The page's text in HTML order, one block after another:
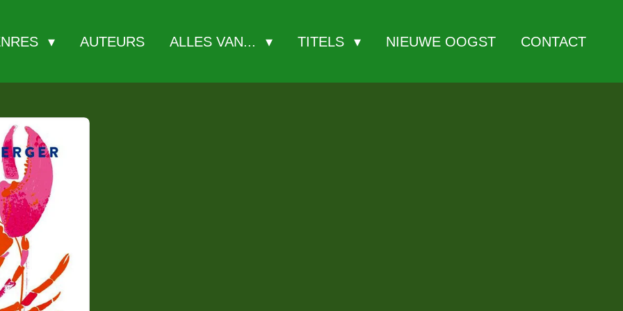
AUTEURS ALLES VAN... TITELS NIEUWE OOGST CONTACT